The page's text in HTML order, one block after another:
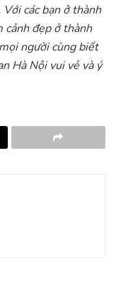
các bạn ở thành
cảnh đẹp ở thành
người cùng biết
Hà Nội vui vẻ và ý